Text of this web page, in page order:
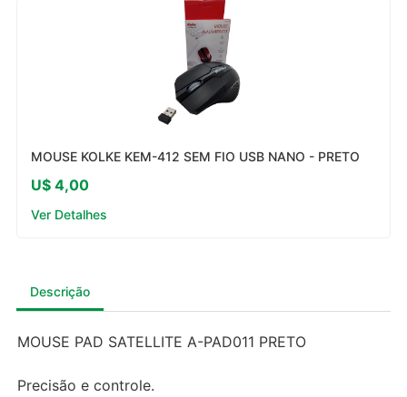
MOUSE KOLKE KEM-412 SEM FIO USB NANO - PRETO
U$ 4,00
Ver Detalhes
Descrição
MOUSE PAD SATELLITE A-PAD011 PRETO
Precisão e controle.